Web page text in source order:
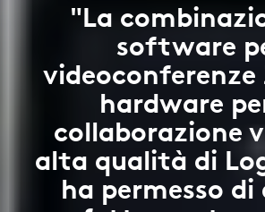
"La
software
videoconferenze
hardware
collaborazione
alta qualità di
ha permesso di